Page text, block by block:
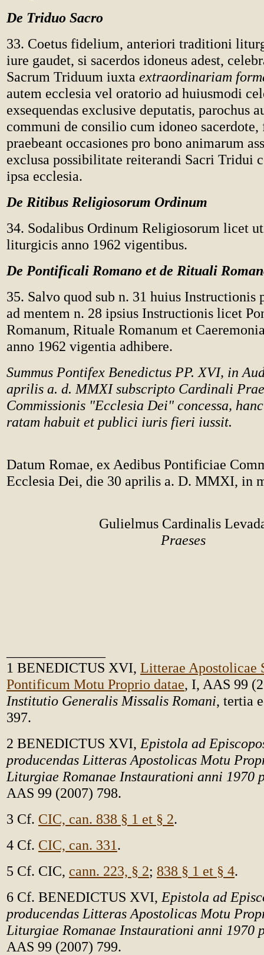
De Triduo Sacro
33. Coetus fidelium, anteriori traditioni
iure gaudet, si sacerdos idoneus adest,
Sacrum Triduum iuxta extraordinariam
autem ecclesia vel oratorio ad huiusmodi
exsequendas exclusive deputatis, parochus
communi de consilio cum idoneo
praebeant occasiones pro bono animarum
exclusa possibilitate reiterandi Sacri Tridui
ipsa ecclesia.
De Ritibus Religiosorum Ordinum
34. Sodalibus Ordinum Religiosorum licet
liturgicis anno 1962 vigentibus.
De Pontificali Romano et de Rituali
35. Salvo quod sub n. 31 huius Instructionis
ad mentem n. 28 ipsius Instructionis licet
Romanum, Rituale Romanum et
anno 1962 vigentia adhibere.
Summus Pontifex Benedictus PP. XVI, in
aprilis a. d. MMXI subscripto Cardinali
Commissionis "Ecclesia Dei" concessa,
ratam habuit et publici iuris fieri iussit.
Datum Romae, ex Aedibus Pontificiae
Ecclesia Dei, die 30 aprilis a. D. MMXI, in
Gulielmus Cardinalis
Praeses
1 BENEDICTUS XVI, Litterae Apostolicae
Pontificum Motu Proprio datae, I, AAS 99
Institutio Generalis Missalis Romani, tertia
397.
2 BENEDICTUS XVI, Epistola ad
producendas Litteras Apostolicas Motu
Liturgiae Romanae Instaurationi anni 1970
AAS 99 (2007) 798.
3 Cf. CIC, can. 838 § 1 et § 2.
4 Cf. CIC, can. 331.
5 Cf. CIC, cann. 223, § 2; 838 § 1 et § 4.
6 Cf. BENEDICTUS XVI, Epistola ad
producendas Litteras Apostolicas Motu
Liturgiae Romanae Instaurationi anni 1970
AAS 99 (2007) 799.